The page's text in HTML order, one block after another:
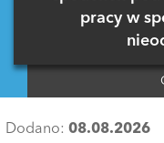
pracy w
Dodano: 08.08.2026